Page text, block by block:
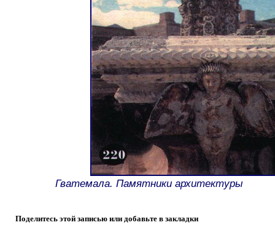
Гватемала. Памятники архитектуры
Поделитесь этой записью или добавьте в закладки